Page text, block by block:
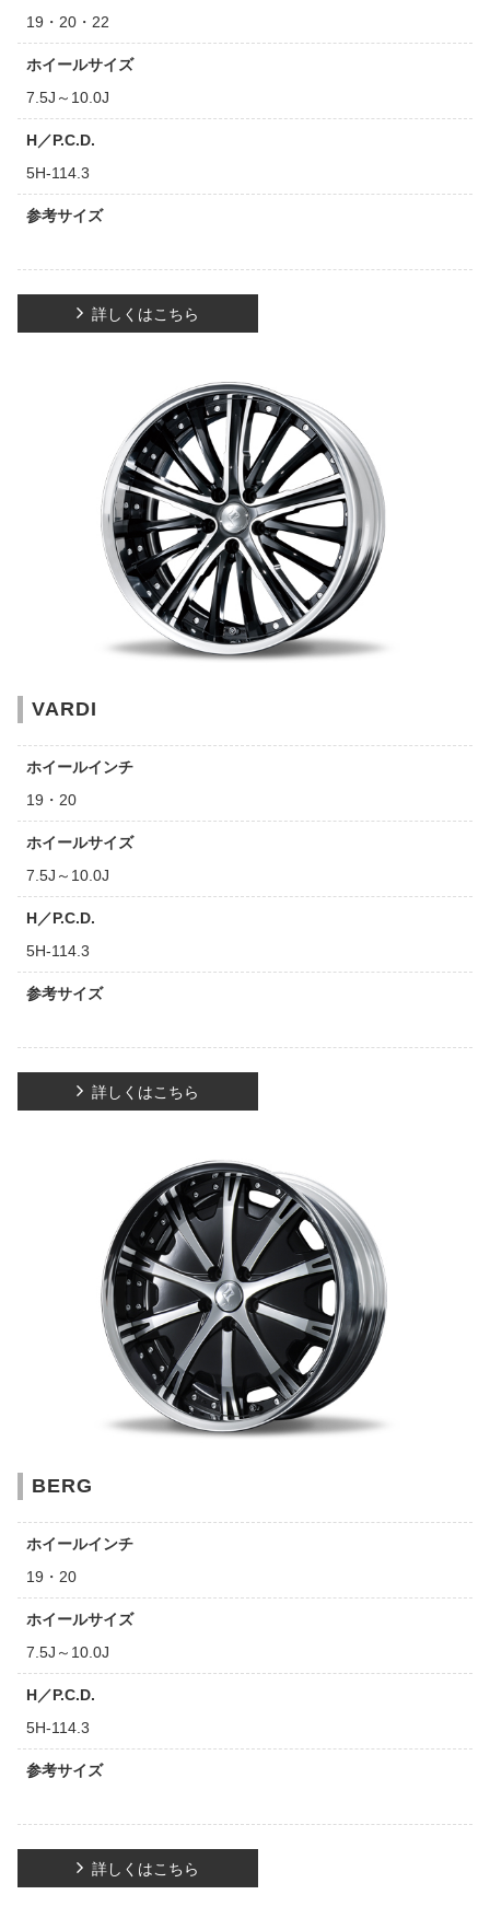
19・20・22
ホイールサイズ
7.5J～10.0J
H／P.C.D.
5H-114.3
参考サイズ
詳しくはこちら
VARDI
ホイールインチ
19・20
ホイールサイズ
7.5J～10.0J
H／P.C.D.
5H-114.3
参考サイズ
詳しくはこちら
BERG
ホイールインチ
19・20
ホイールサイズ
7.5J～10.0J
H／P.C.D.
5H-114.3
参考サイズ
詳しくはこちら